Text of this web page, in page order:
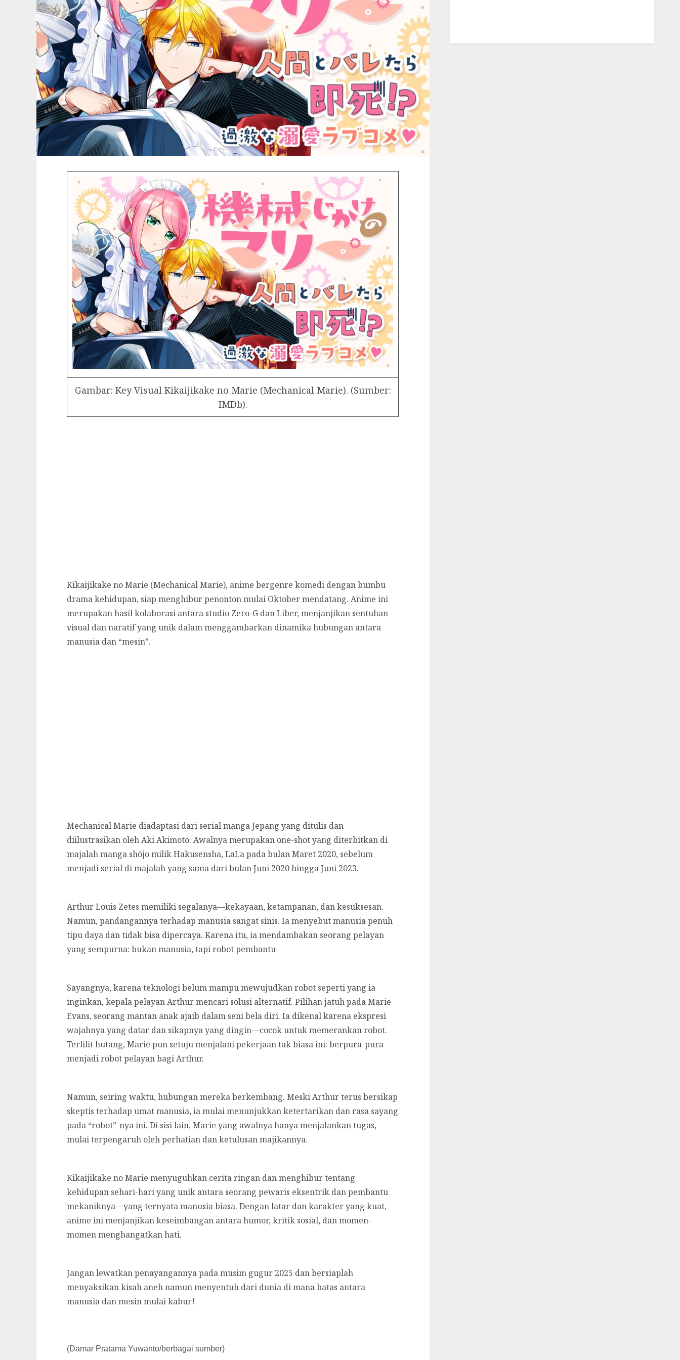
Gambar: Key Visual Kikaijikake no Marie (Mechanical Marie). (Sumber:
IMDb).
Kikaijikake no Marie (Mechanical Marie), anime bergenre komedi dengan bumbu
drama kehidupan, siap menghibur penonton mulai Oktober mendatang. Anime ini
merupakan hasil kolaborasi antara studio Zero-G dan Liber, menjanjikan sentuhan
visual dan naratif yang unik dalam menggambarkan dinamika hubungan antara
manusia dan “mesin”.
Mechanical Marie diadaptasi dari serial manga Jepang yang ditulis dan
diilustrasikan oleh Aki Akimoto. Awalnya merupakan one-shot yang diterbitkan di
majalah manga shōjo milik Hakusensha, LaLa pada bulan Maret 2020, sebelum
menjadi serial di majalah yang sama dari bulan Juni 2020 hingga Juni 2023.
Arthur Louis Zetes memiliki segalanya—kekayaan, ketampanan, dan kesuksesan.
Namun, pandangannya terhadap manusia sangat sinis. Ia menyebut manusia penuh
tipu daya dan tidak bisa dipercaya. Karena itu, ia mendambakan seorang pelayan
yang sempurna: bukan manusia, tapi robot pembantu
Sayangnya, karena teknologi belum mampu mewujudkan robot seperti yang ia
inginkan, kepala pelayan Arthur mencari solusi alternatif. Pilihan jatuh pada Marie
Evans, seorang mantan anak ajaib dalam seni bela diri. Ia dikenal karena ekspresi
wajahnya yang datar dan sikapnya yang dingin—cocok untuk memerankan robot.
Terlilit hutang, Marie pun setuju menjalani pekerjaan tak biasa ini: berpura-pura
menjadi robot pelayan bagi Arthur.
Namun, seiring waktu, hubungan mereka berkembang. Meski Arthur terus bersikap
skeptis terhadap umat manusia, ia mulai menunjukkan ketertarikan dan rasa sayang
pada “robot”-nya ini. Di sisi lain, Marie yang awalnya hanya menjalankan tugas,
mulai terpengaruh oleh perhatian dan ketulusan majikannya.
Kikaijikake no Marie menyuguhkan cerita ringan dan menghibur tentang
kehidupan sehari-hari yang unik antara seorang pewaris eksentrik dan pembantu
mekaniknya—yang ternyata manusia biasa. Dengan latar dan karakter yang kuat,
anime ini menjanjikan keseimbangan antara humor, kritik sosial, dan momen-
momen menghangatkan hati.
Jangan lewatkan penayangannya pada musim gugur 2025 dan bersiaplah
menyaksikan kisah aneh namun menyentuh dari dunia di mana batas antara
manusia dan mesin mulai kabur!
(Damar Pratama Yuwanto/berbagai sumber)